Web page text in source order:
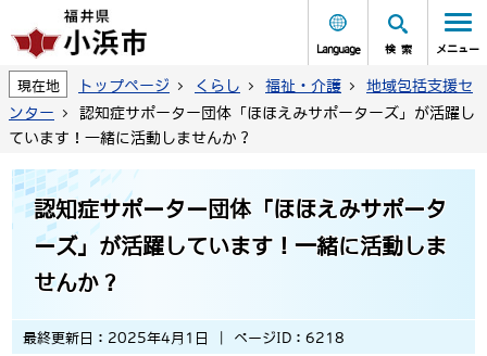
Language 検索 メニュー
現在地 トップページ くらし 福祉・介護
地域包括支援セ
ンター
認知症サポーター団体「ほほえみサポーターズ」が活躍し
ています！一緒に活動しませんか？
認知症サポーター団体「ほほえみサポータ
ーズ」が活躍しています！一緒に活動しま
せんか？
最終更新日：2025年4月1日 ページID：6218